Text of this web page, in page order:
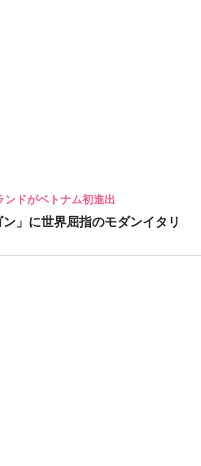
ンドがベトナム初進出
ン」に世界屈指のモダンイタリ